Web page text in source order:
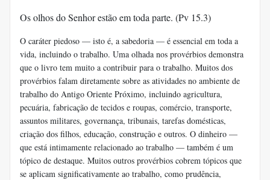
Os olhos do Senhor estão em toda parte. (Pv 15.3)
O caráter piedoso — isto é, a sabedoria — é essencial em toda a
vida, incluindo o trabalho. Uma olhada nos provérbios demonstra
que o livro tem muito a contribuir para o trabalho. Muitos dos
provérbios falam diretamente sobre as atividades no ambiente de
trabalho do Antigo Oriente Próximo, incluindo agricultura,
pecuária, fabricação de tecidos e roupas, comércio, transporte,
assuntos militares, governança, tribunais, tarefas domésticas,
criação dos filhos, educação, construção e outros. O dinheiro —
que está intimamente relacionado ao trabalho — também é um
tópico de destaque. Muitos outros provérbios cobrem tópicos que
se aplicam significativamente ao trabalho, como prudência,